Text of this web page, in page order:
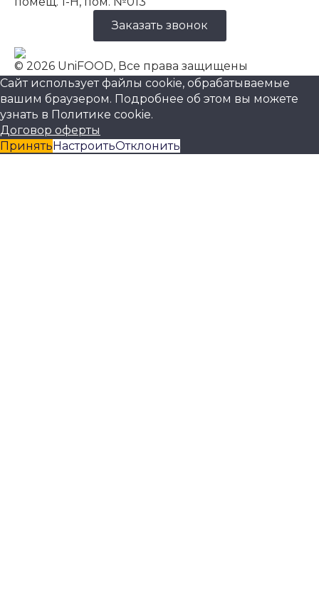
Заказать звонок
© 2026 UniFOOD, Все права защищены
Сайт использует файлы cookie, обрабатываемые
вашим браузером. Подробнее об этом вы можете
узнать в Политике cookie.
Договор оферты
ПринятьНастроитьОтклонить